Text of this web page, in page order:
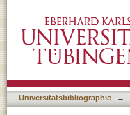
Universitätsbibliographie →